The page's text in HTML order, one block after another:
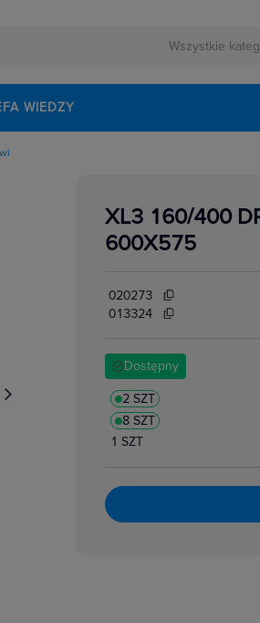
WIEDZY
XL3 160/400
600X575
020273
013324
Dostępny
2 SZT
8 SZT
1 SZT